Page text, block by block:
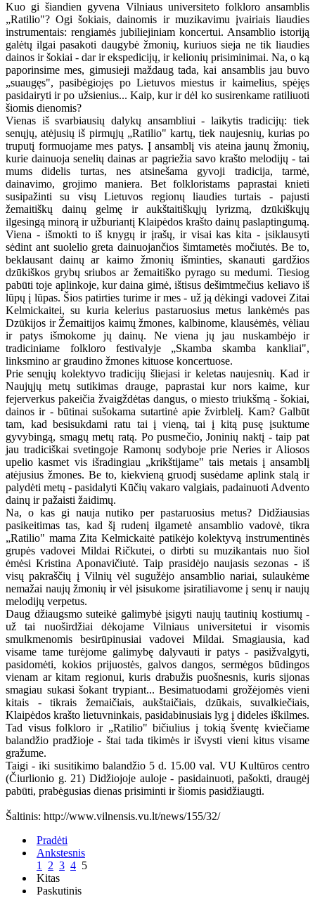
Kuo gi šiandien gyvena Vilniaus universiteto folkloro ansamblis
„Ratilio"? Ogi šokiais, dainomis ir muzikavimu įvairiais liaudies
instrumentais: rengiamės jubiliejiniam koncertui. Ansamblio istoriją
galėtų ilgai pasakoti daugybė žmonių, kuriuos sieja ne tik liaudies
dainos ir šokiai - dar ir ekspedicijų, ir kelionių prisiminimai. Na, o ką
paporinsime mes, gimusieji maždaug tada, kai ansamblis jau buvo
„suaugęs", pasibėgiojęs po Lietuvos miestus ir kaimelius, spėjęs
pasidairyti ir po užsienius... Kaip, kur ir dėl ko susirenkame ratiliuoti
šiomis dienomis?
Vienas iš svarbiausių dalykų ansambliui - laikytis tradicijų: tiek
senųjų, atėjusių iš pirmųjų „Ratilio" kartų, tiek naujesnių, kurias po
truputį formuojame mes patys. Į ansamblį vis ateina jaunų žmonių,
kurie dainuoja senelių dainas ar pagriežia savo krašto melodijų - tai
mums didelis turtas, nes atsinešama gyvoji tradicija, tarmė,
dainavimo, grojimo maniera. Bet folkloristams paprastai knieti
susipažinti su visų Lietuvos regionų liaudies turtais - pajusti
žemaitiškų dainų gelmę ir aukštaitiškųjų lyrizmą, dzūkiškųjų
ilgesingą minorą ir užburiantį Klaipėdos krašto dainų paslaptingumą.
Viena - išmokti to iš knygų ir įrašų, ir visai kas kita - įsiklausyti
sėdint ant suolelio greta dainuojančios šimtametės močiutės. Be to,
beklausant dainų ar kaimo žmonių išminties, skanauti gardžios
dzūkiškos grybų sriubos ar žemaitiško pyrago su medumi. Tiesiog
pabūti toje aplinkoje, kur daina gimė, ištisus dešimtmečius keliavo iš
lūpų į lūpas. Šios patirties turime ir mes - už ją dėkingi vadovei Zitai
Kelmickaitei, su kuria kelerius pastaruosius metus lankėmės pas
Dzūkijos ir Žemaitijos kaimų žmones, kalbinome, klausėmės, vėliau
ir patys išmokome jų dainų. Ne viena jų jau nuskambėjo ir
tradiciniame folkloro festivalyje „Skamba skamba kankliai",
linksmino ar graudino žmones kituose koncertuose.
Prie senųjų kolektyvo tradicijų šliejasi ir keletas naujesnių. Kad ir
Naujųjų metų sutikimas drauge, paprastai kur nors kaime, kur
fejerverkus pakeičia žvaigždėtas dangus, o miesto triukšmą - šokiai,
dainos ir - būtinai sušokama sutartinė apie žvirblelį. Kam? Galbūt
tam, kad besisukdami ratu tai į vieną, tai į kitą pusę įsuktume
gyvybingą, smagų metų ratą. Po pusmečio, Joninių naktį - taip pat
jau tradiciškai svetingoje Ramonų sodyboje prie Neries ir Aliosos
upelio kasmet vis išradingiau „krikštijame" tais metais į ansamblį
atėjusius žmones. Be to, kiekvieną gruodį susėdame aplink stalą ir
palydėti metų - pasidalyti Kūčių vakaro valgiais, padainuoti Advento
dainų ir pažaisti žaidimų.
Na, o kas gi nauja nutiko per pastaruosius metus? Didžiausias
pasikeitimas tas, kad šį rudenį ilgametė ansamblio vadovė, tikra
„Ratilio" mama Zita Kelmickaitė patikėjo kolektyvą instrumentinės
grupės vadovei Mildai Ričkutei, o dirbti su muzikantais nuo šiol
ėmėsi Kristina Aponavičiutė. Taip prasidėjo naujasis sezonas - iš
visų pakraščių į Vilnių vėl sugužėjo ansamblio nariai, sulaukėme
nemažai naujų žmonių ir vėl įsisukome įsiratiliavome į senų ir naujų
melodijų verpetus.
Daug džiaugsmo suteikė galimybė įsigyti naujų tautinių kostiumų -
už tai nuoširdžiai dėkojame Vilniaus universitetui ir visomis
smulkmenomis besirūpinusiai vadovei Mildai. Smagiausia, kad
visame tame turėjome galimybę dalyvauti ir patys - pasižvalgyti,
pasidomėti, kokios prijuostės, galvos dangos, sermėgos būdingos
vienam ar kitam regionui, kuris drabužis puošnesnis, kuris sijonas
smagiau sukasi šokant trypiant... Besimatuodami grožėjomės vieni
kitais - tikrais žemaičiais, aukštaičiais, dzūkais, suvalkiečiais,
Klaipėdos krašto lietuvninkais, pasidabinusiais lyg į dideles iškilmes.
Tad visus folkloro ir „Ratilio" bičiulius į tokią šventę kviečiame
balandžio pradžioje - štai tada tikimės ir išvysti vieni kitus visame
gražume.
Taigi - iki susitikimo balandžio 5 d. 15.00 val. VU Kultūros centro
(Čiurlionio g. 21) Didžiojoje auloje - pasidainuoti, pašokti, draugėj
pabūti, prabėgusias dienas prisiminti ir šiomis pasidžiaugti.
Šaltinis: http://www.vilnensis.vu.lt/news/155/32/
Pradėti
Ankstesnis
1 2 3 4 5
Kitas
Paskutinis